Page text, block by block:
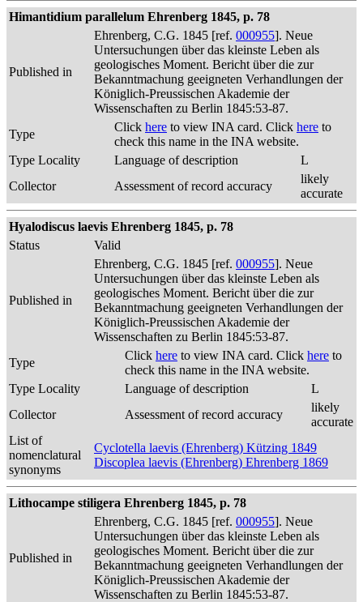
Himantidium parallelum Ehrenberg 1845, p. 78
Published in
Ehrenberg, C.G. 1845 [ref. 000955]. Neue
Untersuchungen über das kleinste Leben als
geologisches Moment. Bericht über die zur
Bekanntmachung geeigneten Verhandlungen der
Königlich-Preussischen Akademie der
Wissenschaften zu Berlin 1845:53-87.
Type
Click here to view INA card. Click here to
check this name in the INA website.
Type Locality
Language of description
L
Collector
Assessment of record accuracy
likely
accurate
Hyalodiscus laevis Ehrenberg 1845, p. 78
Status
Valid
Published in
Ehrenberg, C.G. 1845 [ref. 000955]. Neue
Untersuchungen über das kleinste Leben als
geologisches Moment. Bericht über die zur
Bekanntmachung geeigneten Verhandlungen der
Königlich-Preussischen Akademie der
Wissenschaften zu Berlin 1845:53-87.
Type
Click here to view INA card. Click here to
check this name in the INA website.
Type Locality
Language of description
L
Collector
Assessment of record accuracy
likely
accurate
List of
nomenclatural
synonyms
Cyclotella laevis (Ehrenberg) Kützing 1849
Discoplea laevis (Ehrenberg) Ehrenberg 1869
Lithocampe stiligera Ehrenberg 1845, p. 78
Published in
Ehrenberg, C.G. 1845 [ref. 000955]. Neue
Untersuchungen über das kleinste Leben als
geologisches Moment. Bericht über die zur
Bekanntmachung geeigneten Verhandlungen der
Königlich-Preussischen Akademie der
Wissenschaften zu Berlin 1845:53-87.